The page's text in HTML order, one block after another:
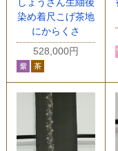
しょうざん生紬後
染め着尺こげ茶地
にからくさ
528,000円